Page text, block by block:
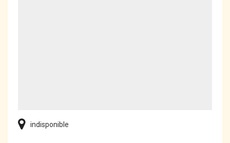
indisponible